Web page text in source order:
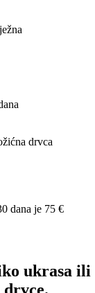
drvca
dana je 75 €
ukrasa ili
drvce.